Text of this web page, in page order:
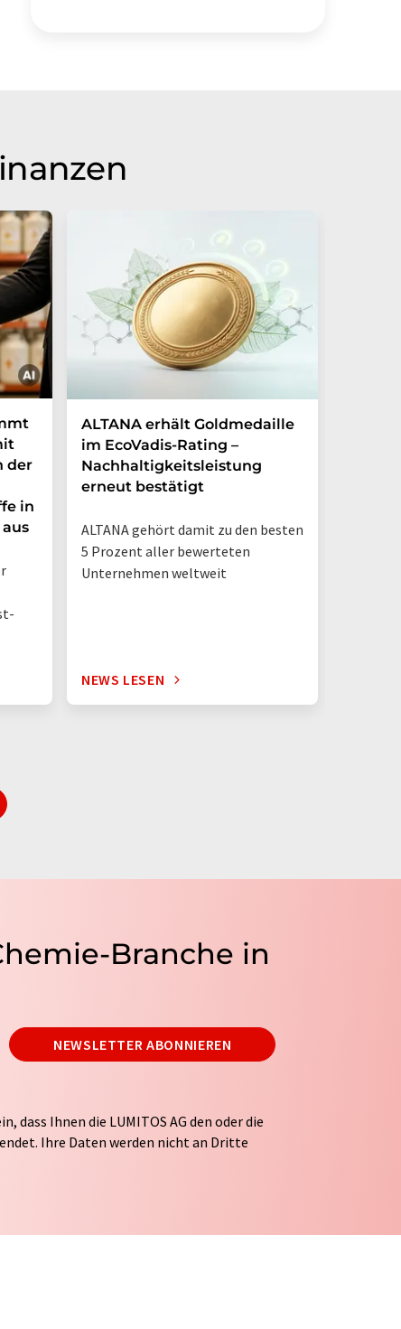
der
in
ALTANA erhält Goldmedaille
im EcoVadis-Rating –
Nachhaltigkeitsleistung
erneut bestätigt
ALTANA gehört damit zu den besten
5 Prozent aller bewerteten
Unternehmen weltweit
NEWS LESEN
Branche in
NEWSLETTER ABONNIEREN
dass Ihnen die LUMITOS AG den oder die
Ihre Daten werden nicht an Dritte
Ihrer Daten durch die LUMITOS AG erfolgt